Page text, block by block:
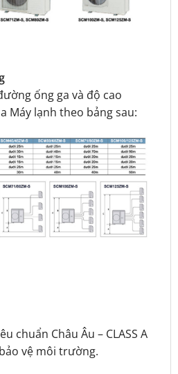
ống ga và độ cao
Máy lạnh theo bảng sau:
chuẩn Châu Âu – CLASS A
vệ môi trường.